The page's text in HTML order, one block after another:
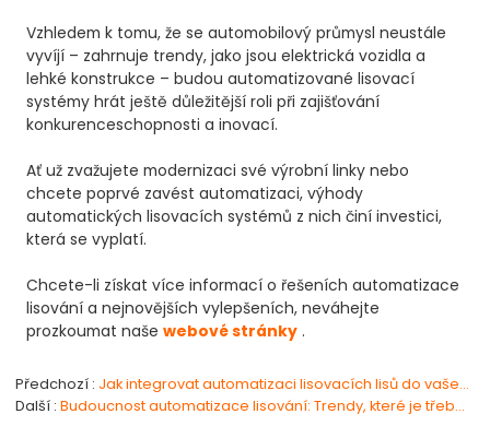
Vzhledem k tomu, že se automobilový průmysl neustále
vyvíjí – zahrnuje trendy, jako jsou elektrická vozidla a
lehké konstrukce – budou automatizované lisovací
systémy hrát ještě důležitější roli při zajišťování
konkurenceschopnosti a inovací.
Ať už zvažujete modernizaci své výrobní linky nebo
chcete poprvé zavést automatizaci, výhody
automatických lisovacích systémů z nich činí investici,
která se vyplatí.
Chcete-li získat více informací o řešeních automatizace
lisování a nejnovějších vylepšeních, neváhejte
prozkoumat našewebové stránky .
Předchozí
Jak integrovat automatizaci lisovacích lisů do vašeho výrobního pracovního postupu?
Další
Budoucnost automatizace lisování: Trendy, které je třeba sledovat v roce 2025